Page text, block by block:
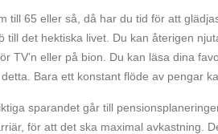
till 65 eller så, då har du tid för att
till det hektiska livet. Du kan återigen
TV’n eller på bion. Du kan läsa dina
Bara ett konstant flöde av pengar
sparandet går till
för att det ska maximal avkastning.